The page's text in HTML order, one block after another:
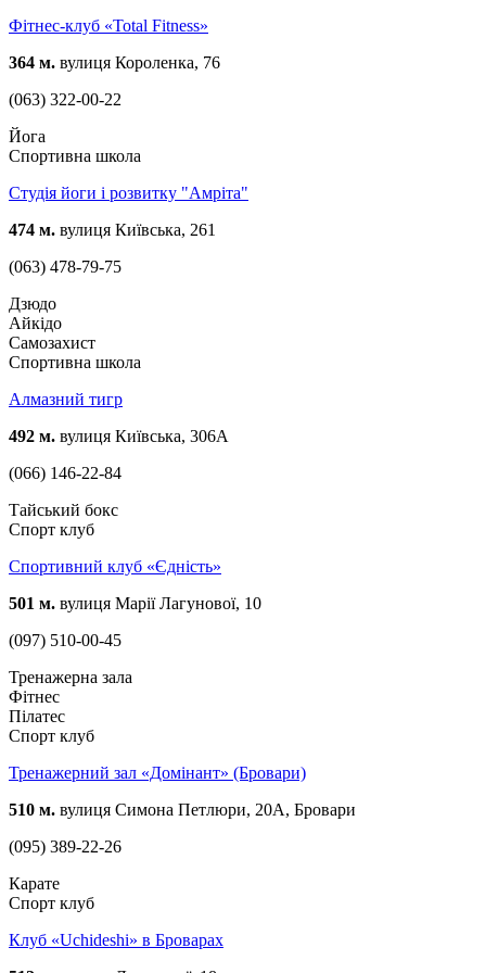
Фітнес-клуб «Total Fitness»
364 м. вулиця Короленка, 76
(063) 322-00-22
Йога
Спортивна школа
Студія йоги і розвитку "Амріта"
474 м. вулиця Київська, 261
(063) 478-79-75
Дзюдо
Айкідо
Самозахист
Спортивна школа
Алмазний тигр
492 м. вулиця Київська, 306А
(066) 146-22-84
Тайський бокс
Спорт клуб
Спортивний клуб «Єдність»
501 м. вулиця Марії Лагунової, 10
(097) 510-00-45
Тренажерна зала
Фітнес
Пілатес
Спорт клуб
Тренажерний зал «Домінант» (Бровари)
510 м. вулиця Симона Петлюри, 20А, Бровари
(095) 389-22-26
Карате
Спорт клуб
Клуб «Uchideshi» в Броварах